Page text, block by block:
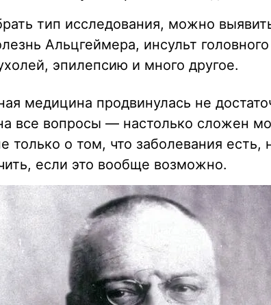
тип исследования, можно
Альцгеймера, инсульт
эпилепсию и много другое.
медицина продвинулась не
все вопросы — настолько сложен
только о том, что заболевания есть,
если это вообще возможно.